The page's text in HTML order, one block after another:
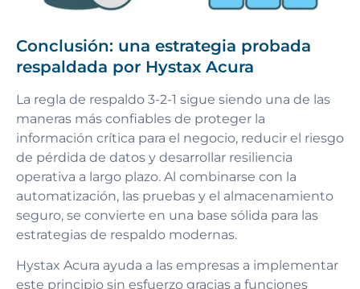
Conclusión: una estrategia probada
respaldada por Hystax Acura
La regla de respaldo 3-2-1 sigue siendo una de las
maneras más confiables de proteger la
información crítica para el negocio, reducir el riesgo
de pérdida de datos y desarrollar resiliencia
operativa a largo plazo. Al combinarse con la
automatización, las pruebas y el almacenamiento
seguro, se convierte en una base sólida para las
estrategias de respaldo modernas.
Hystax Acura ayuda a las empresas a implementar
este principio sin esfuerzo gracias a funciones